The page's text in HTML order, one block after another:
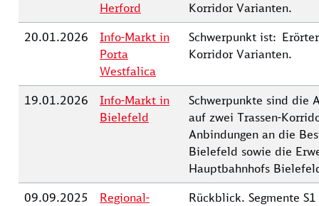
Herford
Korridor Varianten.
20.01.2026
Info-Markt in
Porta
Westfalica
Schwerpunkt ist:
Korridor Varianten.
19.01.2026
Info-Markt in
Bielefeld
Schwerpunkte sind die
auf zwei Trassen-
Anbindungen an die
Bielefeld sowie die
Hauptbahnhofs
09.09.2025
Regional-
Rückblick. Segmente